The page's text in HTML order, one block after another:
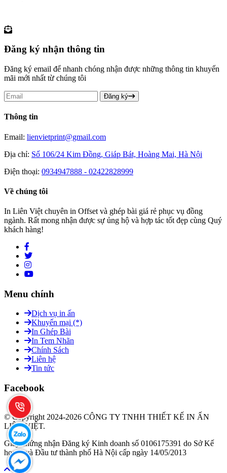
Đăng ký nhận thông tin
Đăng ký email để nhanh chóng nhận được những thông tin khuyến
mãi mới nhất từ chúng tôi
Đăng ký
Thông tin
Email: lienvietprint@gmail.com
Địa chỉ: Số 106/24 Kim Đồng, Giáp Bát, Hoàng Mai, Hà Nội
Điện thoại: 0934947888 - 02422828999
Về chúng tôi
In Liên Việt chuyên in Offset và ghép bài giá rẻ phục vụ đồng
ngành. Rất mong nhận được sự ủng hộ và hợp tác tốt đẹp cùng Quý
khách hàng!
Menu chính
Dịch vụ in ấn
Khuyến mại (*)
In Ghép Bài
In Tem Nhãn
Chính Sách
Liên hệ
Tin tức
Facebook
© Copyright 2024-2026 CÔNG TY TNHH THIẾT KẾ IN ẤN
LIÊN VIỆT.
Giấy chứng nhận Đăng ký Kinh doanh số 0106175391 do Sở Kế
hoạch và Đầu tư thành phố Hà Nội cấp ngày 14/05/2013